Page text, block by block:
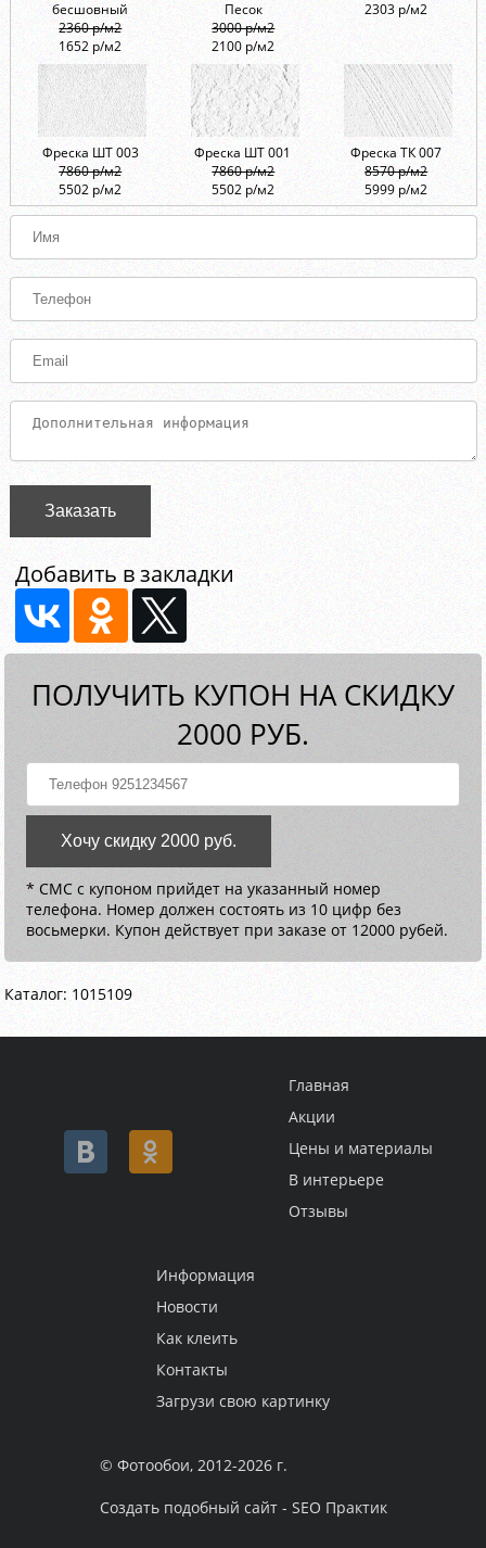
бесшовный
2360 р/м2
1652 р/м2
Песок
3000 р/м2
2100 р/м2
2303 р/м2
Фреска ШТ 003
7860 р/м2
5502 р/м2
Фреска ШТ 001
7860 р/м2
5502 р/м2
Фреска ТК 007
8570 р/м2
5999 р/м2
Заказать
Добавить в закладки
ПОЛУЧИТЬ КУПОН НА СКИДКУ
2000 РУБ.
Хочу скидку 2000 руб.
* СМС с купоном прийдет на указанный номер
телефона. Номер должен состоять из 10 цифр без
восьмерки. Купон действует при заказе от 12000 рубей.
Каталог: 1015109
Главная
Акции
Цены и материалы
В интерьере
Отзывы
Информация
Новости
Как клеить
Контакты
Загрузи свою картинку
© Фотообои, 2012-2026 г.
Создать подобный сайт - SEO Практик